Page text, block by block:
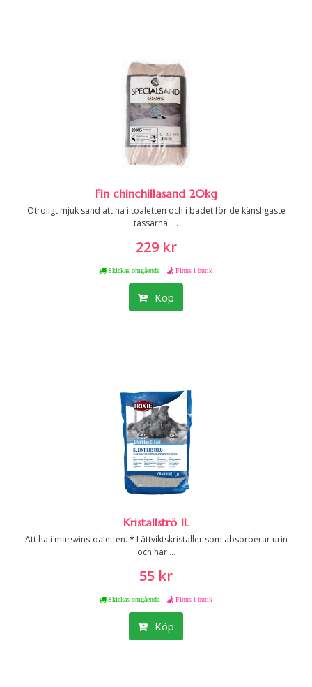
Fin chinchillasand 20kg
Otroligt mjuk sand att ha i toaletten och i badet för de känsligaste
tassarna. ...
229 kr
Skickas omgående | Finns i butik
Köp
Kristallströ 1L
Att ha i marsvinstoaletten. * Lättviktskristaller som absorberar urin
och har ...
55 kr
Skickas omgående | Finns i butik
Köp